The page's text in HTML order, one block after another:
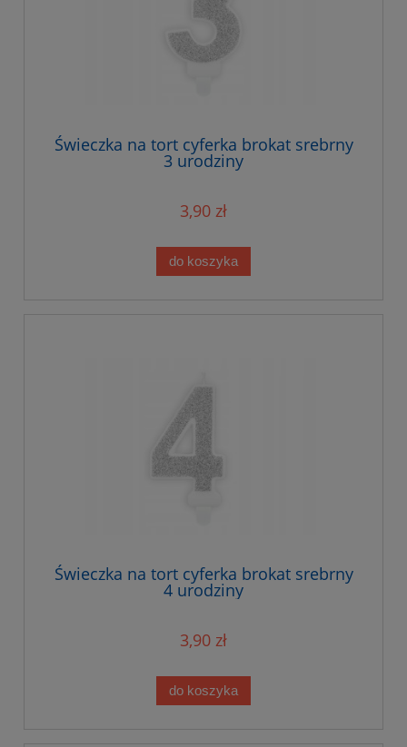
Świeczka na tort cyferka brokat srebrny
3 urodziny
3,90 zł
do koszyka
Świeczka na tort cyferka brokat srebrny
4 urodziny
3,90 zł
do koszyka